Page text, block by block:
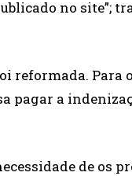
no site”;
reformada. Para
pagar a
de os